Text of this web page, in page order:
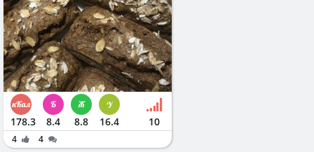
178.3 8.4 8.8 16.4 10
4
4